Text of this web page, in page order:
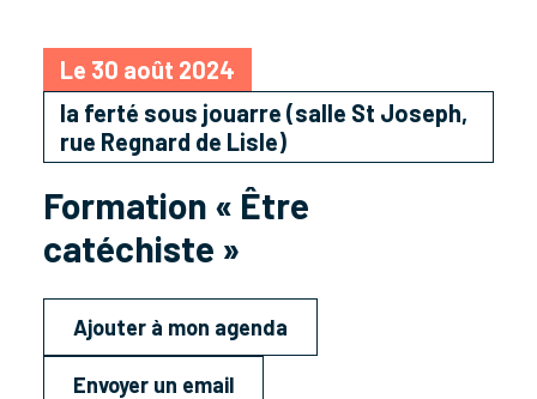
Le 30 août 2024
la ferté sous jouarre (salle St Joseph,
rue Regnard de Lisle)
Formation « Être
catéchiste »
Ajouter à mon agenda
Envoyer un email